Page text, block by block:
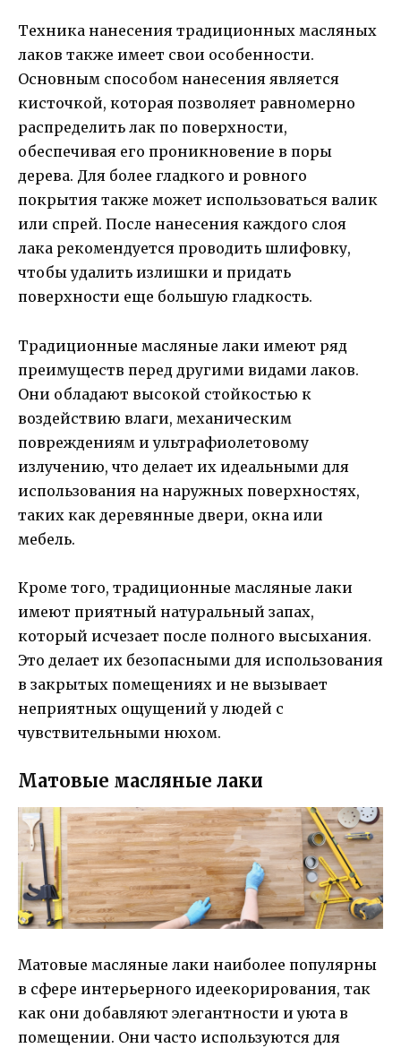
Техника нанесения традиционных масляных
лаков также имеет свои особенности.
Основным способом нанесения является
кисточкой, которая позволяет равномерно
распределить лак по поверхности,
обеспечивая его проникновение в поры
дерева. Для более гладкого и ровного
покрытия также может использоваться валик
или спрей. После нанесения каждого слоя
лака рекомендуется проводить шлифовку,
чтобы удалить излишки и придать
поверхности еще большую гладкость.
Традиционные масляные лаки имеют ряд
преимуществ перед другими видами лаков.
Они обладают высокой стойкостью к
воздействию влаги, механическим
повреждениям и ультрафиолетовому
излучению, что делает их идеальными для
использования на наружных поверхностях,
таких как деревянные двери, окна или
мебель.
Кроме того, традиционные масляные лаки
имеют приятный натуральный запах,
который исчезает после полного высыхания.
Это делает их безопасными для использования
в закрытых помещениях и не вызывает
неприятных ощущений у людей с
чувствительными нюхом.
Матовые масляные лаки
Матовые масляные лаки наиболее популярны
в сфере интерьерного идеекорирования, так
как они добавляют элегантности и уюта в
помещении. Они часто используются для